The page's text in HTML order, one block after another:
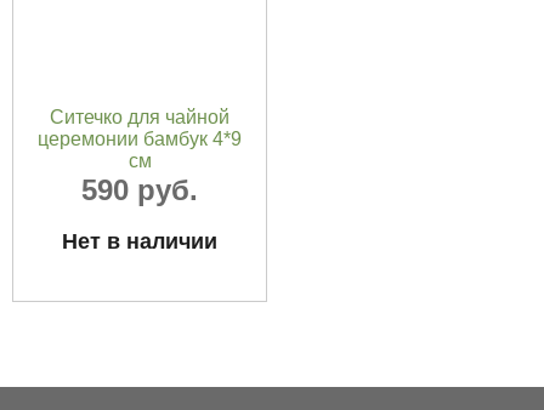
Ситечко для чайной
церемонии бамбук 4*9
см
590 руб.
Нет в наличии